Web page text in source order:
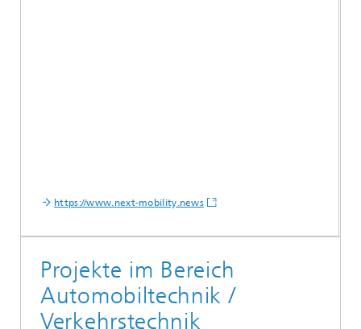
https://www.next-mobility.news
Projekte im Bereich
Automobiltechnik /
Verkehrstechnik